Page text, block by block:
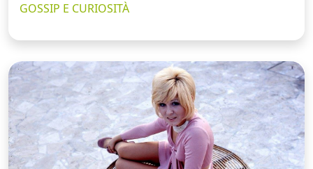
GOSSIP E CURIOSITÀ